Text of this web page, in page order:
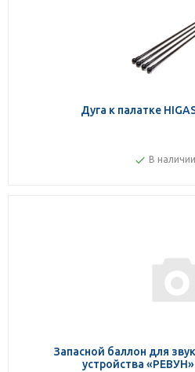
Дуга к палатке
В
Запасной баллон для